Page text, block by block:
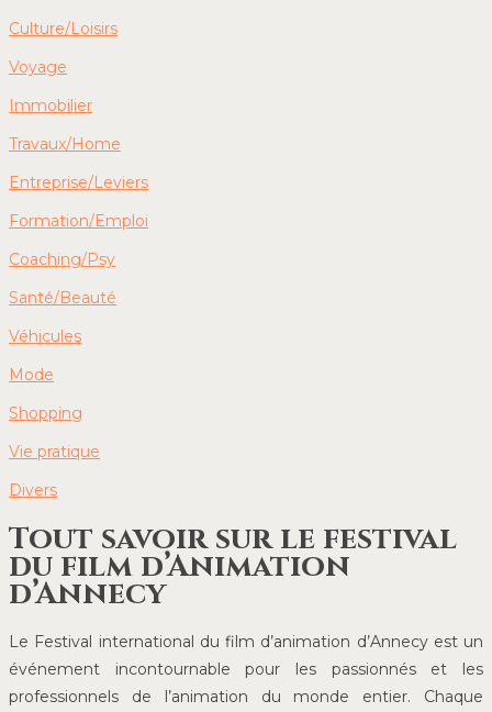
Culture/Loisirs
Voyage
Immobilier
Travaux/Home
Entreprise/Leviers
Formation/Emploi
Coaching/Psy
Santé/Beauté
Véhicules
Mode
Shopping
Vie pratique
Divers
Tout savoir sur le festival
du film d’Animation
d’Annecy
Le Festival international du film d’animation d’Annecy est un
événement incontournable pour les passionnés et les
professionnels de l’animation du monde entier. Chaque